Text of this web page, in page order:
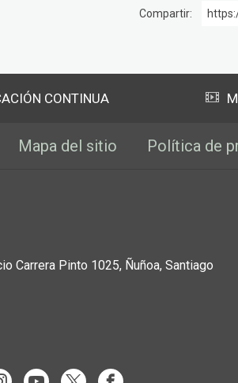
Compartir:
CONTINUA
Mapa del sitio Política de
Carrera Pinto 1025, Ñuñoa, Santiago